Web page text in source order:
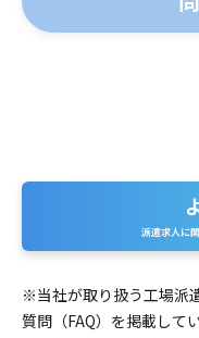
派遣求人に
※当社が取り扱う工場派
質問（FAQ）を掲載してい